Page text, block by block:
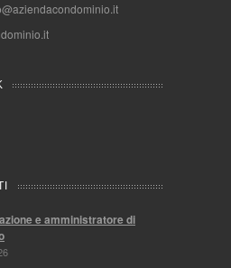
e amministratore di